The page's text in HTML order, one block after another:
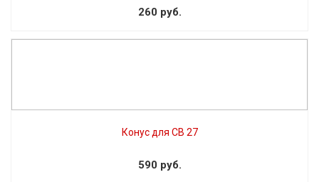
260 руб.
Конус для СВ 27
590 руб.